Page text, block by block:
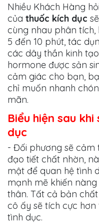
Nhiều Khách Hàng
của thuốc kích dục
cùng nhau phân
5 đến 10 phút, tác
các dây thần kinh
hormone được sản
cảm giác cho bạn,
chỉ muốn nhanh
mãn.
Biểu hiện sau
dục
- Đối phương sẽ cảm
đạo tiết chất nhờn,
mật để quan hệ tình
mạnh mẽ khiến
thân. Tất cả bản
cô ấy sẽ tích cực
tình dục.